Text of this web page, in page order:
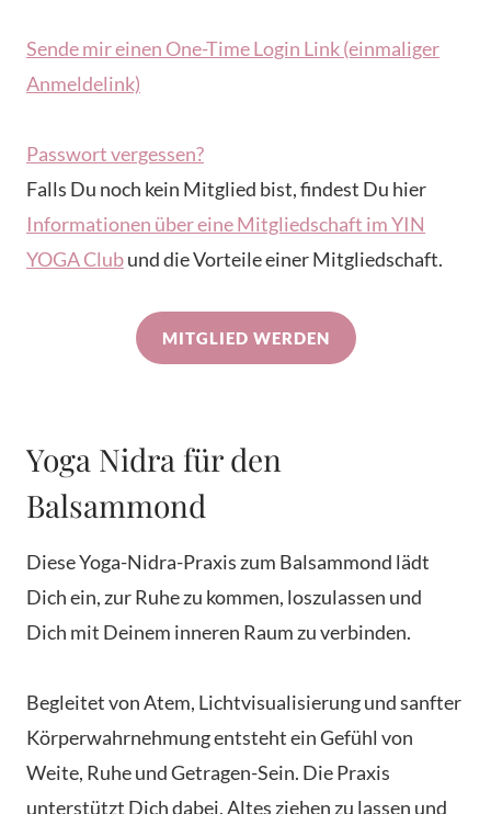
Sende mir einen One-Time Login Link (einmaliger
Anmeldelink)
Passwort vergessen?
Falls Du noch kein Mitglied bist, findest Du hier
Informationen über eine Mitgliedschaft im YIN
YOGA Clubund die Vorteile einer Mitgliedschaft.
MITGLIED WERDEN
Yoga Nidra für den
Balsammond
Diese Yoga-Nidra-Praxis zum Balsammond lädt
Dich ein, zur Ruhe zu kommen, loszulassen und
Dich mit Deinem inneren Raum zu verbinden.
Begleitet von Atem, Lichtvisualisierung und sanfter
Körperwahrnehmung entsteht ein Gefühl von
Weite, Ruhe und Getragen-Sein. Die Praxis
unterstützt Dich dabei, Altes ziehen zu lassen und